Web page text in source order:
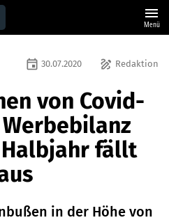
menu
Menü
draw Redaktion
event 30.07.2020
von Covid-
Werbebilanz
fällt
in der Höhe von